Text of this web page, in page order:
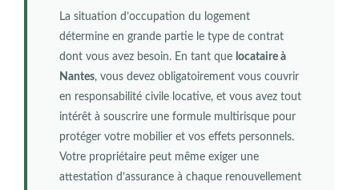
La situation d’occupation du logement
détermine en grande partie le type de contrat
dont vous avez besoin. En tant que locataire à
Nantes, vous devez obligatoirement vous couvrir
en responsabilité civile locative, et vous avez tout
intérêt à souscrire une formule multirisque pour
protéger votre mobilier et vos effets personnels.
Votre propriétaire peut même exiger une
attestation d’assurance à chaque renouvellement